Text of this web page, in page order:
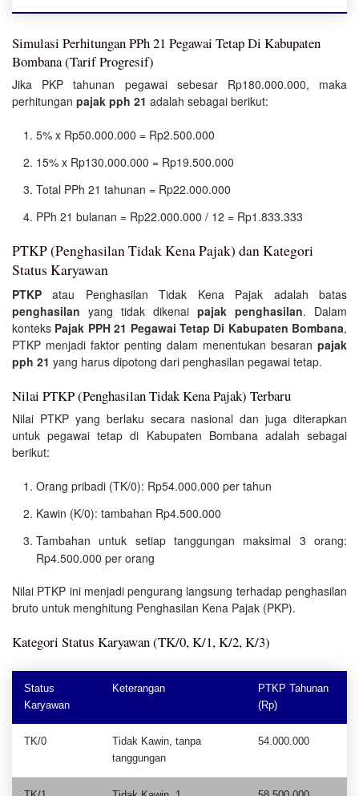
Simulasi Perhitungan PPh 21 Pegawai Tetap Di Kabupaten
Bombana (Tarif Progresif)
Jika PKP tahunan pegawai sebesar Rp180.000.000, maka
perhitungan pajak pph 21 adalah sebagai berikut:
5% x Rp50.000.000 = Rp2.500.000
15% x Rp130.000.000 = Rp19.500.000
Total PPh 21 tahunan = Rp22.000.000
PPh 21 bulanan = Rp22.000.000 / 12 = Rp1.833.333
PTKP (Penghasilan Tidak Kena Pajak) dan Kategori
Status Karyawan
PTKP atau Penghasilan Tidak Kena Pajak adalah batas
penghasilan yang tidak dikenai pajak penghasilan. Dalam
konteks Pajak PPH 21 Pegawai Tetap Di Kabupaten Bombana,
PTKP menjadi faktor penting dalam menentukan besaran pajak
pph 21 yang harus dipotong dari penghasilan pegawai tetap.
Nilai PTKP (Penghasilan Tidak Kena Pajak) Terbaru
Nilai PTKP yang berlaku secara nasional dan juga diterapkan
untuk pegawai tetap di Kabupaten Bombana adalah sebagai
berikut:
Orang pribadi (TK/0): Rp54.000.000 per tahun
Kawin (K/0): tambahan Rp4.500.000
Tambahan untuk setiap tanggungan maksimal 3 orang:
Rp4.500.000 per orang
Nilai PTKP ini menjadi pengurang langsung terhadap penghasilan
bruto untuk menghitung Penghasilan Kena Pajak (PKP).
Kategori Status Karyawan (TK/0, K/1, K/2, K/3)
Status
Karyawan
Keterangan
PTKP Tahunan
(Rp)
TK/0
Tidak Kawin, tanpa
tanggungan
54.000.000